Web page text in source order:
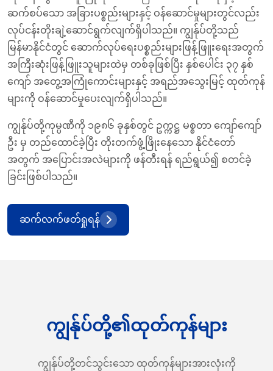
ဆက်စပ်သော အခြားပစ္စည်းများနှင့် ဝန်ဆောင်မှုများတွင်လည်း
လုပ်ငန်းတိုးချဲ့ဆောင်ရွက်လျက်ရှိပါသည်။ ကျွန်ုပ်တို့သည်
မြန်မာနိုင်ငံတွင် ဆောက်လုပ်ရေးပစ္စည်းများဖြန့်ဖြူးရေးအတွက်
အကြီးဆုံးဖြန့်ဖြူးသူများထဲမှ တစ်ခုဖြစ်ပြီး နှစ်ပေါင်း ၃၇ နှစ်
ကျော် အတွေ့အကြုံကောင်းများနှင့် အရည်အသွေးမြင့် ထုတ်ကုန်
များကို ဝန်ဆောင်မှုပေးလျက်ရှိပါသည်။
ကျွန်ုပ်တို့ကုမ္ပဏီကို ၁၉၈၆ ခုနှစ်တွင် ဥက္ကဋ္ဌ မစ္စတာ ကျော်ကျော်
ဦး မှ တည်ထောင်ခဲ့ပြီး တိုးတက်ဖွံ့ဖြိုးနေသော နိုင်ငံတော်
အတွက် အပြောင်းအလဲများကို ဖန်တီးရန် ရည်ရွယ်၍ စတင်ခဲ့
ခြင်းဖြစ်ပါသည်။
ဆက်လက်ဖတ်ရှုရန်
ကျွန်ုပ်တို့၏ထုတ်ကုန်များ
ကျွန်ုပ်တို့တင်သွင်းသော ထုတ်ကုန်များအားလုံးကို